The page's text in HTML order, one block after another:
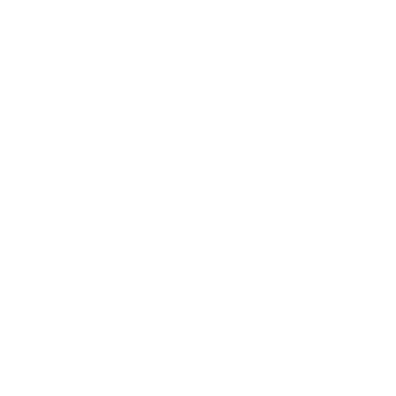
og ejendommens deltagelse i projektet forventes at
værende ejer. Det står en køber frit, om man ønsker at deltage i
17 ha.
I nyde naturens ro, samtidig med at I har plads til både